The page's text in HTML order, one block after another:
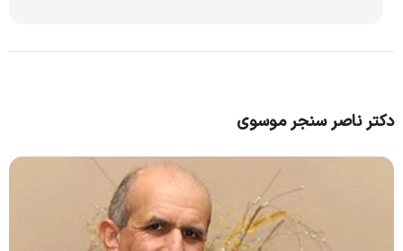
دکتر ناصر سنجر موسوی